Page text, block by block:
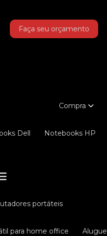
Faça seu orçamento
Compra
Dell Notebooks HP
portáteis
para home office